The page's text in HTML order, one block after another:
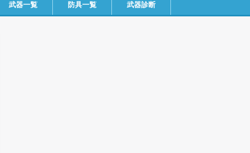
武器一覧 防具一覧 武器診断